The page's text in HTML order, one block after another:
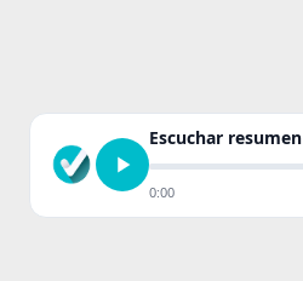
Escuchar resumen
0:00